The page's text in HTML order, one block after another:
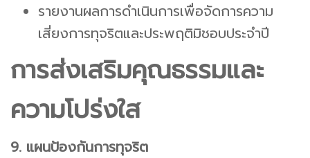
รายงานผลการดำเนินการเพื่อจัดการความ
เสี่ยงการทุจริตและประพฤติมิชอบประจำปี
การส่งเสริมคุณธรรมและ
ความโปร่งใส
9. แผนป้องกันการทุจริต